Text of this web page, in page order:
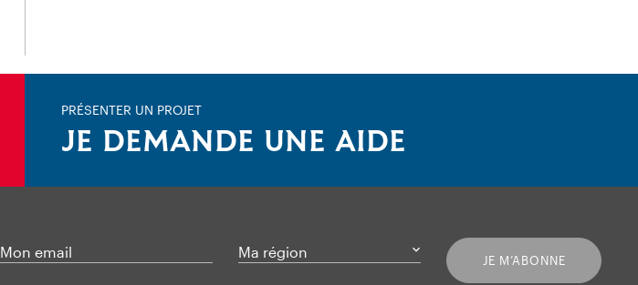
PRÉSENTER UN PROJET
JE DEMANDE UNE AIDE
Mon email Ma région
JE M’ABONNE